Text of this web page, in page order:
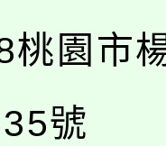
桃園市
號